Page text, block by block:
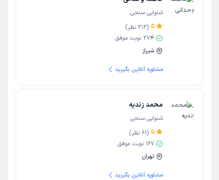
شنوایی سنجی
5
(
212 نظر)
274 نوبت موفق
شیراز
مشاوره آنلاین بگیرید
محمد زندیه
شنوایی سنجی
5
(
61 نظر)
167 نوبت موفق
تهران
مشاوره آنلاین بگیرید